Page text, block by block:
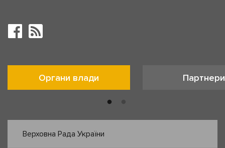
Органи влади Партнери
Верховна Рада України